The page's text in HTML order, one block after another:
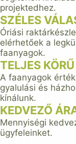
projektedhez.
SZÉLES
Óriási
elérhetőek a
faanyagok.
TELJES
A faanyagok
gyalulási és
kínálunk.
KEDVEZŐ
Mennyiségi
ügyfeleinket.